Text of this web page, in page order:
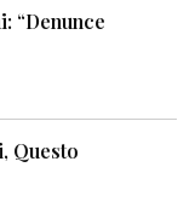
“Denunce
Questo